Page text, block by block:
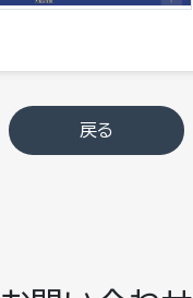
戻る